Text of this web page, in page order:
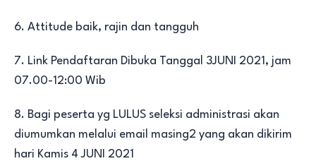
6. Attitude baik, rajin dan tangguh
7. Link Pendaftaran Dibuka Tanggal 3JUNI 2021, jam
07.00-12:00 Wib
8. Bagi peserta yg LULUS seleksi administrasi akan
diumumkan melalui email masing2 yang akan dikirim
hari Kamis 4 JUNI 2021